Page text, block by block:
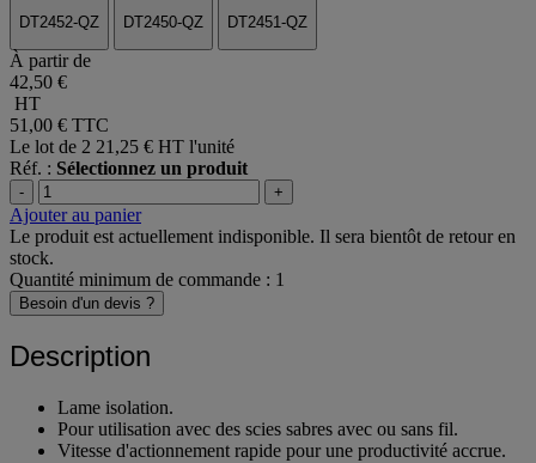
DT2452-QZ DT2450-QZ DT2451-QZ
À partir de
42,50 €
HT
51,00 € TTC
Le lot de 2 21,25 € HT l'unité
Réf. : Sélectionnez un produit
- +
Ajouter au panier
Le produit est actuellement indisponible. Il sera bientôt de retour en
stock.
Quantité minimum de commande : 1
Besoin d'un devis ?
Description
Lame isolation.
Pour utilisation avec des scies sabres avec ou sans fil.
Vitesse d'actionnement rapide pour une productivité accrue.